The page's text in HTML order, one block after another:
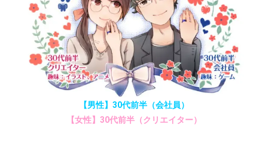
【男性】30代前半（会社員）
【女性】30代前半（クリエイター）